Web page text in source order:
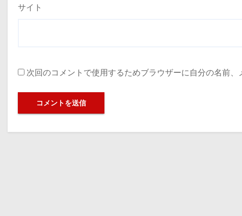
サイト
次回のコメントで使用するためブラウザーに自分の名前、